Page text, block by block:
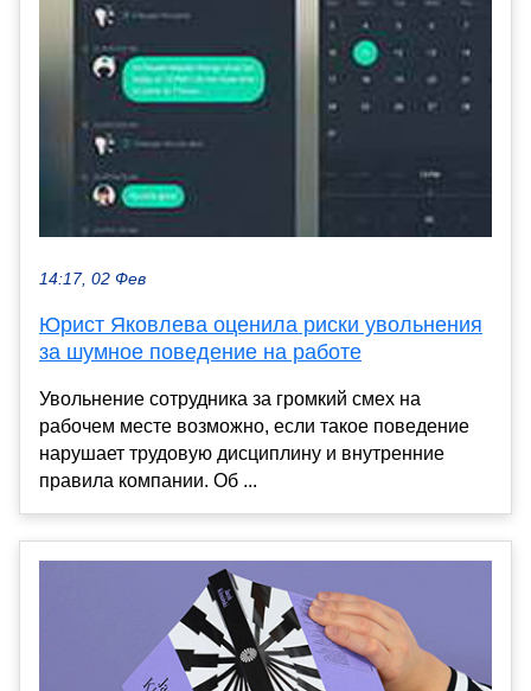
14:17, 02 Фев
Юрист Яковлева оценила риски увольнения
за шумное поведение на работе
Увольнение сотрудника за громкий смех на
рабочем месте возможно, если такое поведение
нарушает трудовую дисциплину и внутренние
правила компании. Об ...